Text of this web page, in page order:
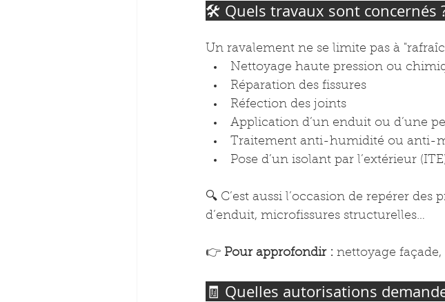
🛠️ Quels travaux sont concernés
Un ravalement ne se limite pas à
Nettoyage haute pression ou
Réparation des fissures
Réfection des joints
Application d’un enduit ou d’une
Traitement anti-humidité ou anti-
Pose d’un isolant par l’extérieur
🔍 C’est aussi l’occasion de repérer
d’enduit, microfissures structurelles…
👉 Pour approfondir : nettoyage
🧾 Quelles autorisations